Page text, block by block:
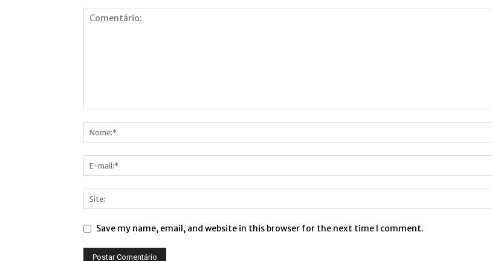
Save my name, email, and website in this browser for the next time I comment.